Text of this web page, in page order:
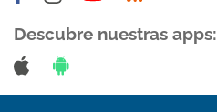
Descubre nuestras apps: